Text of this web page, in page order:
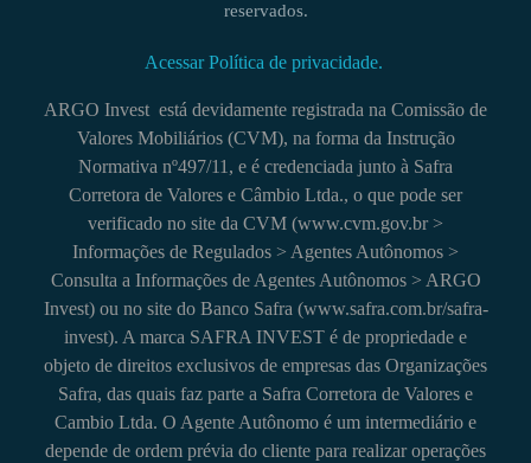
reservados.
Acessar Política de privacidade.
ARGO Invest está devidamente registrada na Comissão de
Valores Mobiliários (CVM), na forma da Instrução
Normativa nº497/11, e é credenciada junto à Safra
Corretora de Valores e Câmbio Ltda., o que pode ser
verificado no site da CVM (www.cvm.gov.br >
Informações de Regulados > Agentes Autônomos >
Consulta a Informações de Agentes Autônomos > ARGO
Invest) ou no site do Banco Safra (www.safra.com.br/safra-
invest). A marca SAFRA INVEST é de propriedade e
objeto de direitos exclusivos de empresas das Organizações
Safra, das quais faz parte a Safra Corretora de Valores e
Cambio Ltda. O Agente Autônomo é um intermediário e
depende de ordem prévia do cliente para realizar operações